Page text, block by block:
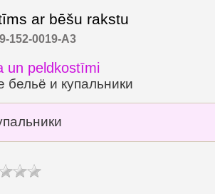
ar bēšu rakstu
152-0019-A3
un peldkostīmi
и купальники